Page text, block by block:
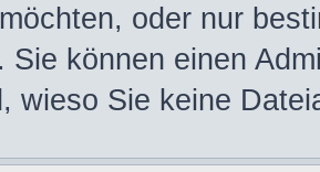
oder nur
Sie können einen
wieso Sie keine